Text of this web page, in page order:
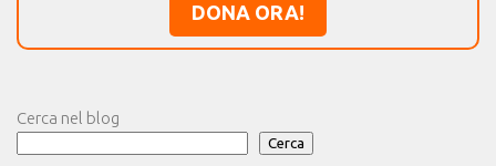
DONA ORA!
Cerca nel blog
Cerca